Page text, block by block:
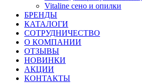
Vitaline сено и опилки
БРЕНДЫ
КАТАЛОГИ
СОТРУДНИЧЕСТВО
О КОМПАНИИ
ОТЗЫВЫ
НОВИНКИ
АКЦИИ
КОНТАКТЫ